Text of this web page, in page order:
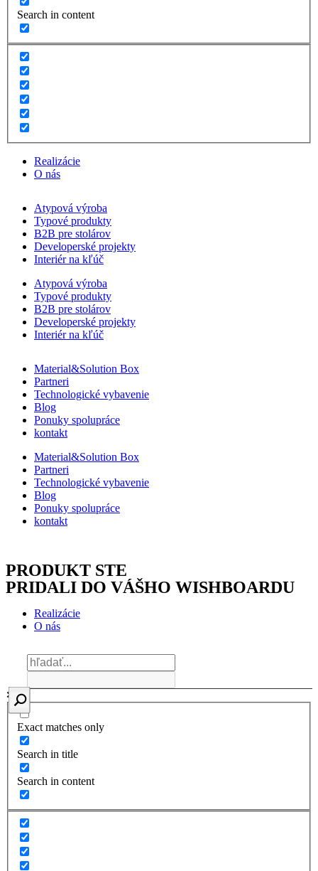
Search in content
Realizácie
O nás
Atypová výroba
Typové produkty
B2B pre stolárov
Developerské projekty
Interiér na kľúč
Atypová výroba
Typové produkty
B2B pre stolárov
Developerské projekty
Interiér na kľúč
Material&Solution Box
Partneri
Technologické vybavenie
Blog
Ponuky spolupráce
kontakt
Material&Solution Box
Partneri
Technologické vybavenie
Blog
Ponuky spolupráce
kontakt
PRODUKT STE
PRIDALI DO VÁŠHO WISHBOARDU
Realizácie
O nás
Exact matches only
Search in title
Search in content